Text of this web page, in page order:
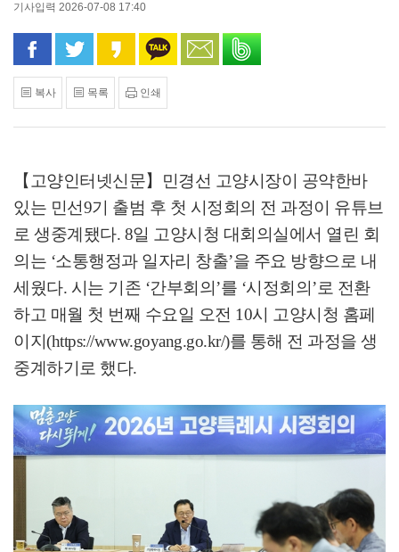
기사입력 2026-07-08 17:40
페이스북으로 공유
트위터로 공유카카오 스토리로 공유
카카오톡으로 공유
문자로 공유
복사 목록 인쇄
【고양인터넷신문】
민경선 고양시장이 공약한바
있는 민선9기 출범 후 첫 시정회의 전 과정이 유튜브
로 생중계됐다. 8일 고양시청 대회의실에서 열린 회
의는 ‘소통행정과 일자리 창출’을 주요 방향으로 내
세웠다. 시는 기존 ‘간부회의 ’를 ‘시정회의 ’로 전환
하고 매월 첫 번째 수요일 오전 10시 고양시청 홈페
이지 (https://www.goyang.go.kr/)를 통해 전 과정을 생
중계하기로 했다.